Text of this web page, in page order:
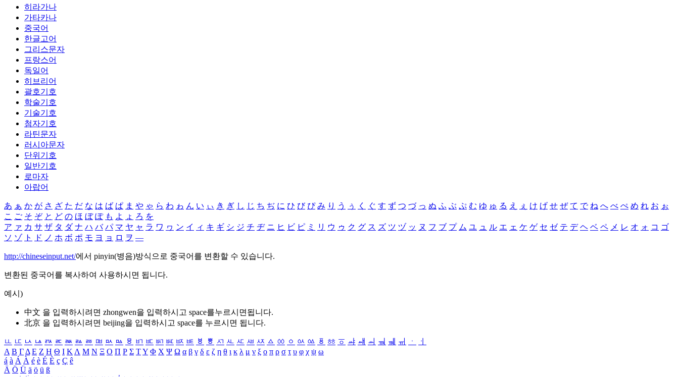
히라가나
가타카나
중국어
한글고어
그리스문자
프랑스어
독일어
히브리어
괄호기호
학술기호
기술기호
첨자기호
라틴문자
러시아문자
단위기호
일반기호
로마자
아랍어
あ ぁ か が さ ざ た だ な は ば ぱ ま や ゃ ら わ ゎ ん い ぃ き ぎ し じ ち ぢ に ひ び ぴ み り う ぅ く ぐ す ず つ づ っ ぬ ふ ぶ ぷ む ゆ ゅ る え ぇ け げ せ ぜ て で ね へ べ ぺ め れ お ぉ
こ ご そ ぞ と ど の ほ ぼ ぽ も よ ょ ろ を
ア ァ カ サ ザ タ ダ ナ ハ バ パ マ ヤ ャ ラ ワ ヮ ン イ ィ キ ギ シ ジ チ ヂ ニ ヒ ビ ピ ミ リ ウ ゥ ク グ ス ズ ツ ヅ ッ ヌ フ ブ プ ム ユ ュ ル エ ェ ケ ゲ セ ゼ テ デ ヘ ベ ペ メ レ オ ォ コ ゴ
ソ ゾ ト ド ノ ホ ボ ポ モ ヨ ョ ロ ヲ ―
http://chineseinput.net/에서 pinyin(병음)방식으로 중국어를 변환할 수 있습니다.
변환된 중국어를 복사하여 사용하시면 됩니다.
예시)
中文 을 입력하시려면 zhongwen을 입력하시고 space를누르시면됩니다.
北京 을 입력하시려면 beijing을 입력하시고 space를 누르시면 됩니다.
ㅥ ㅦ ㅧ ㅨ ㅩ ㅪ ㅫ ㅬ ㅭ ㅮ ㅯ ㅰ ㅱ ㅲ ㅳ ㅴ ㅵ ㅶ ㅷ ㅸ ㅹ ㅺ ㅻ ㅼ ㅽ ㅾ ㅿ ㆀ ㆁ ㆂ ㆃ ㆄ ㆅ ㆆ ㆇ ㆈ ㆉ ㆊ ㆋ ㆌ ㆍ
ㆎ
Α Β ΓΔ Ε Ζ Η Θ Ι ΚΛ Μ Ν Ξ Ο Π Ρ Σ ΤΥ Φ Χ Ψ Ω α β γ δ ε ζ η θ ι κ λ μ ν ξ ο π ρ σ τ υ φ χ ψ ω
á à Á À é è É È ç Ç ê
Ä Ö Ü ä ö ü ß